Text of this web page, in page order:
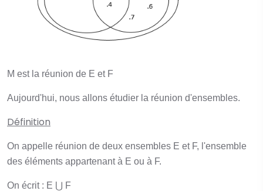
M est la réunion de E et F
Aujourd'hui, nous allons étudier la réunion d'ensembles.
Définition
On appelle réunion de deux ensembles E et F, l'ensemble
des éléments appartenant à E ou à F.
On écrit : E ⋃ F